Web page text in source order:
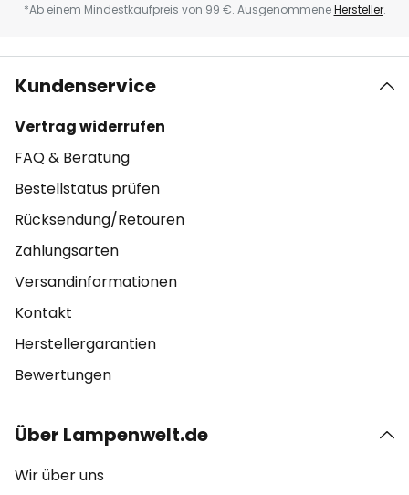
*Ab einem Mindestkaufpreis von 99 €. AusgenommeneHersteller.
Kundenservice
Vertrag widerrufen
FAQ & Beratung
Bestellstatus prüfen
Rücksendung/Retouren
Zahlungsarten
Versandinformationen
Kontakt
Herstellergarantien
Bewertungen
Über Lampenwelt.de
Wir über uns